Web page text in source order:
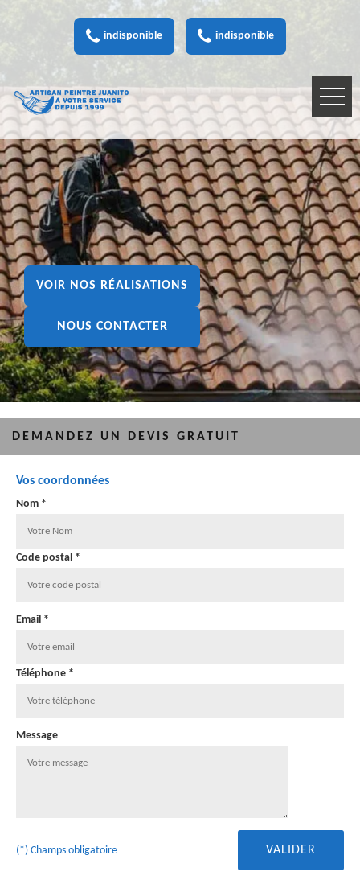
indisponible indisponible
VOIR NOS RÉALISATIONS
NOUS CONTACTER
DEMANDEZ UN DEVIS GRATUIT
Vos coordonnées
Nom *
Code postal *
Email *
Téléphone *
Message
(*) Champs obligatoire